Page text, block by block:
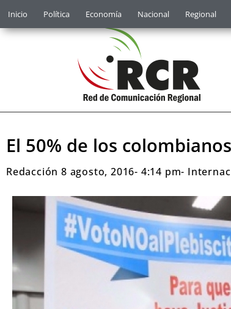
Inicio Política Economía Nacional Regional
El 50% de los
Redacción 8 agosto, 2016- 4:14 pm-